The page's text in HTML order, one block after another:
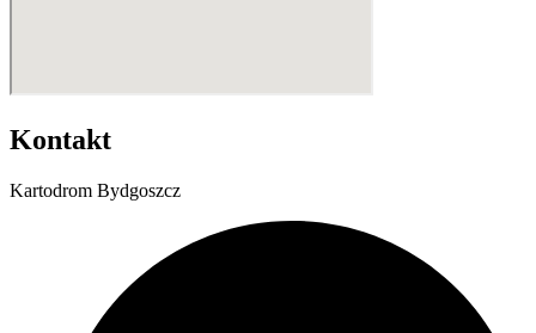
Kontakt
Kartodrom Bydgoszcz